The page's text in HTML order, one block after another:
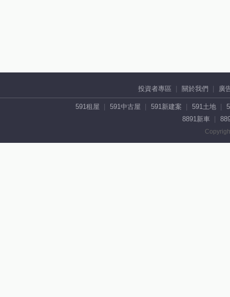
投資者專區 關於我們 廣
591租屋 591中古屋 591新建案 591土地
8891新車